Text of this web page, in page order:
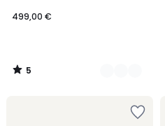
499,00 €
5
/